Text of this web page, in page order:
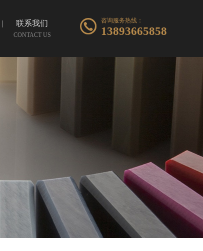
联系我们
CONTACT US
咨询服务热线：
13893665858